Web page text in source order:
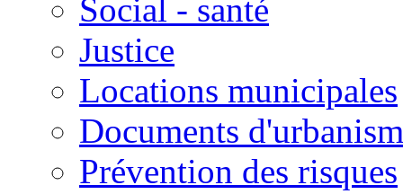
Social - santé
Justice
Locations municipales
Documents
Prévention des risques